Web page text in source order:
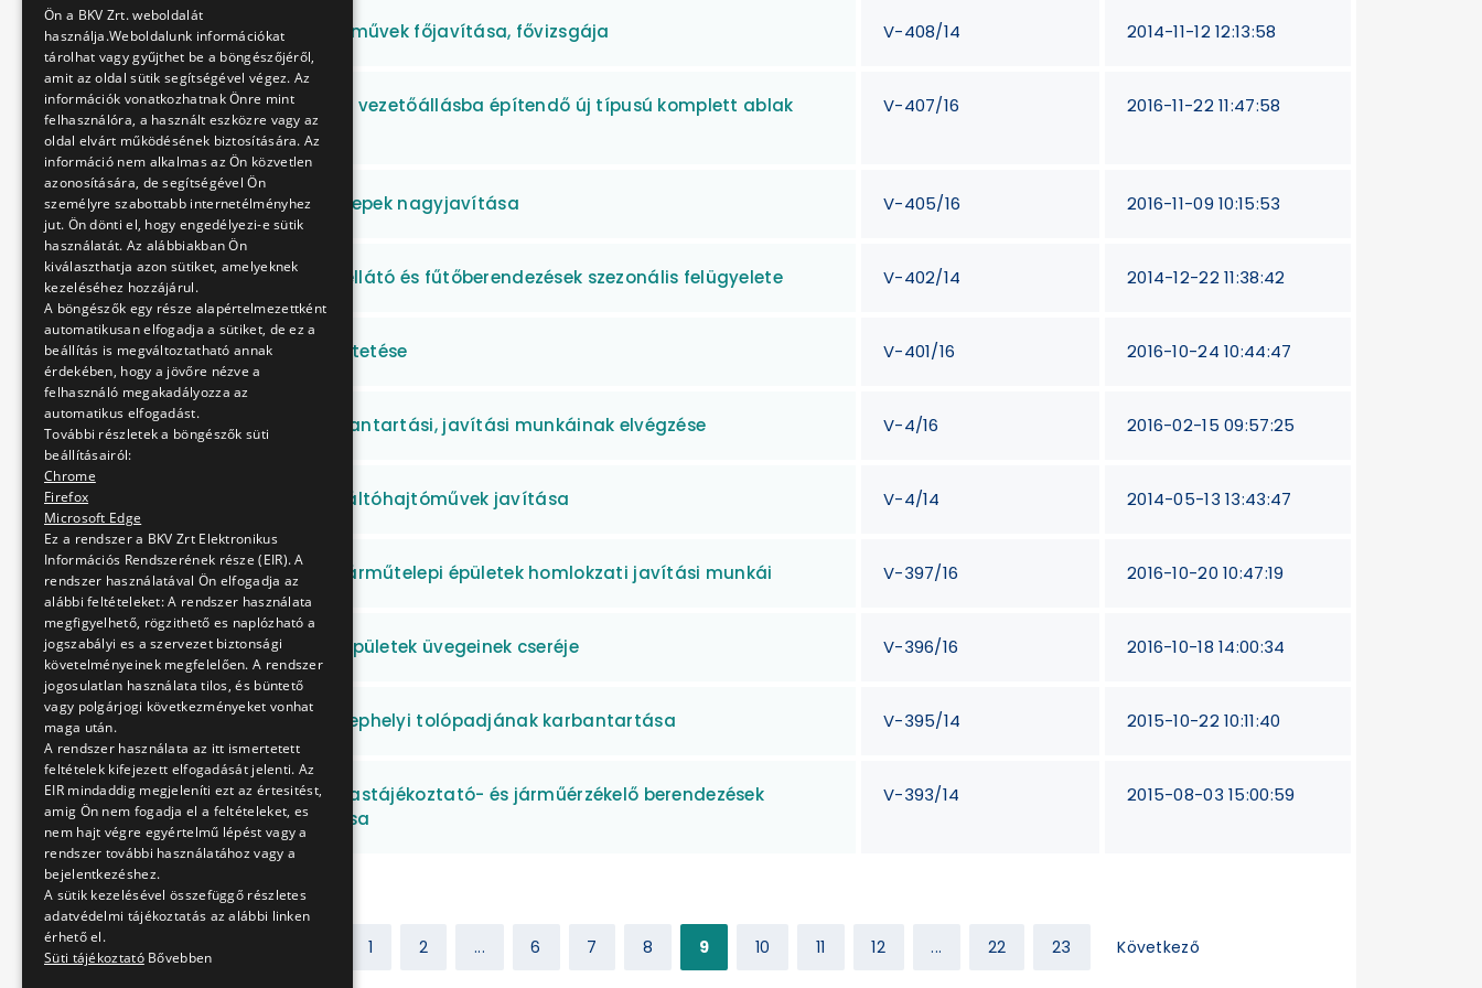
Metró teherszállító járművek főjavítása, fővizsgája V-408/14 2014-11-12 12:13:58
MFAV utastérbe illetve, vezetőállásba építendő új típusú komplett ablak
szállítása
V-407/16 2016-11-22 11:47:58
M1 felszíni szivattyútelepek nagyjavítása V-405/16 2016-11-09 10:15:53
Használati melegvíz-ellátó és fűtőberendezések szezonális felügyelete V-402/14 2014-12-22 11:38:42
D14 kompjárat üzemeltetése V-401/16 2016-10-24 10:44:47
Frekvenciaváltók karbantartási, javítási munkáinak elvégzése V-4/16 2016-02-15 09:57:25
GVM-WSSB villamos váltóhajtóművek javítása V-4/14 2014-05-13 13:43:47
Angyalföldi villamos járműtelepi épületek homlokzati javítási munkái V-397/16 2016-10-20 10:47:19
Fehér úti járműtelepi épületek üvegeinek cseréje V-396/16 2016-10-18 14:00:34
Fogaskerekű vasút telephelyi tolópadjának karbantartása V-395/14 2015-10-22 10:11:40
Menetrendi indító-, utastájékoztató- és járműérzékelő berendezések
karbantartása, javítása
V-393/14 2015-08-03 15:00:59
1 2 ... 6 7 8 9 10 11 12 ... 22 23 Következő
Ön a BKV Zrt. weboldalát
használja.Weboldalunk információkat
tárolhat vagy gyűjthet be a böngészőjéről,
amit az oldal sütik segítségével végez. Az
információk vonatkozhatnak Önre mint
felhasználóra, a használt eszközre vagy az
oldal elvárt működésének biztosítására. Az
információ nem alkalmas az Ön közvetlen
azonosítására, de segítségével Ön
személyre szabottabb internetélményhez
jut. Ön dönti el, hogy engedélyezi-e sütik
használatát. Az alábbiakban Ön
kiválaszthatja azon sütiket, amelyeknek
kezeléséhez hozzájárul.
A böngészők egy része alapértelmezettként
automatikusan elfogadja a sütiket, de ez a
beállítás is megváltoztatható annak
érdekében, hogy a jövőre nézve a
felhasználó megakadályozza az
automatikus elfogadást.
További részletek a böngészők süti
beállításairól:
Chrome
Firefox
Microsoft Edge
Ez a rendszer a BKV Zrt Elektronikus
Információs Rendszerének része (EIR). A
rendszer használatával Ön elfogadja az
alábbi feltételeket: A rendszer használata
megfigyelhető, rögzithető es naplózható a
jogszabályi es a szervezet biztonsági
követelményeinek megfelelően. A rendszer
jogosulatlan használata tilos, és büntető
vagy polgárjogi következményeket vonhat
maga után.
A rendszer használata az itt ismertetett
feltételek kifejezett elfogadását jelenti. Az
EIR mindaddig megjeleníti ezt az értesitést,
amig Ön nem fogadja el a feltételeket, es
nem hajt végre egyértelmű lépést vagy a
rendszer további használatához vagy a
bejelentkezéshez.
A sütik kezelésével összefüggő részletes
adatvédelmi tájékoztatás az alábbi linken
érhető el.
Süti tájékoztató Bővebben